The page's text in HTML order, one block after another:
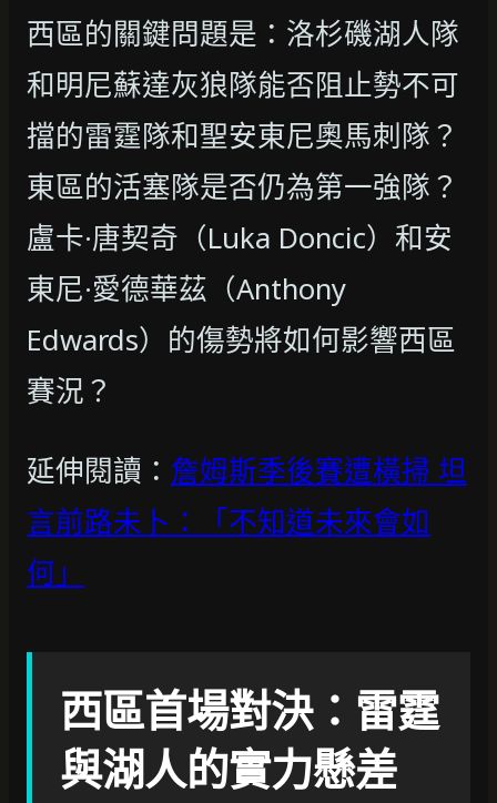
西區的關鍵問題是：洛杉磯湖人隊
和明尼蘇達灰狼隊能否阻止勢不可
擋的雷霆隊和聖安東尼奧馬刺隊？
東區的活塞隊是否仍為第一強隊？
盧卡·唐契奇（Luka Doncic）和安
東尼·愛德華茲（Anthony
Edwards）的傷勢將如何影響西區
賽況？
延伸閱讀： 詹姆斯季後賽遭橫掃 坦
言前路未卜：「不知道未來會如
何」
西區首場對決：雷霆
與湖人的實力懸差